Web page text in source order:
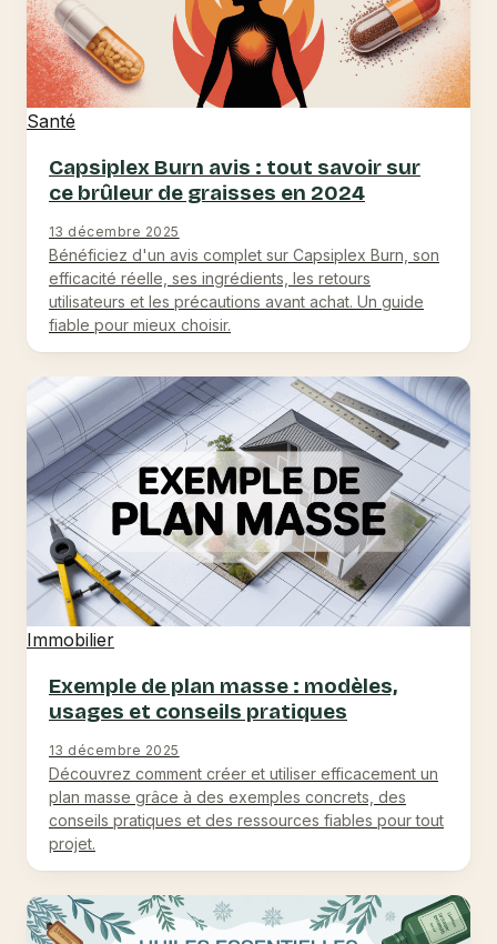
Santé
Capsiplex Burn avis : tout savoir sur
ce brûleur de graisses en 2024
13 décembre 2025
Bénéficiez d'un avis complet sur Capsiplex Burn, son
efficacité réelle, ses ingrédients, les retours
utilisateurs et les précautions avant achat. Un guide
fiable pour mieux choisir.
Immobilier
Exemple de plan masse : modèles,
usages et conseils pratiques
13 décembre 2025
Découvrez comment créer et utiliser efficacement un
plan masse grâce à des exemples concrets, des
conseils pratiques et des ressources fiables pour tout
projet.